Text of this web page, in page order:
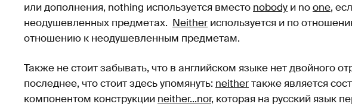
или дополнения, nothing используется вместо nobody и noone,
неодушевленных предметах. Neither используется и по
отношению к неодушевленным предметам.
Также не стоит забывать, что в английском языке нет двойного
последнее, что стоит здесь упомянуть: neitherтакже является
компонентом конструкции neither...nor, которая на русский язык